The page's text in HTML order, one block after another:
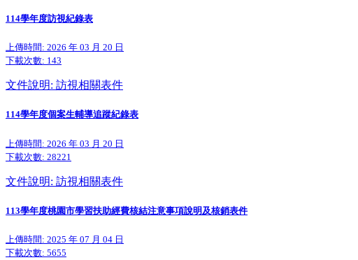
114學年度訪視紀錄表
上傳時間: 2026 年 03 月 20 日
下載次數: 143
文件說明: 訪視相關表件
114學年度個案生輔導追蹤紀錄表
上傳時間: 2026 年 03 月 20 日
下載次數: 28221
文件說明: 訪視相關表件
113學年度桃園市學習扶助經費核結注意事項說明及核銷表件
上傳時間: 2025 年 07 月 04 日
下載次數: 5655